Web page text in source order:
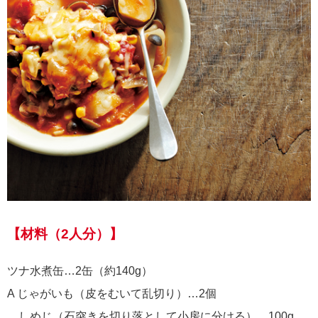
【材料（2人分）】
ツナ水煮缶…2缶（約140g）
A じゃがいも（皮をむいて乱切り）…2個